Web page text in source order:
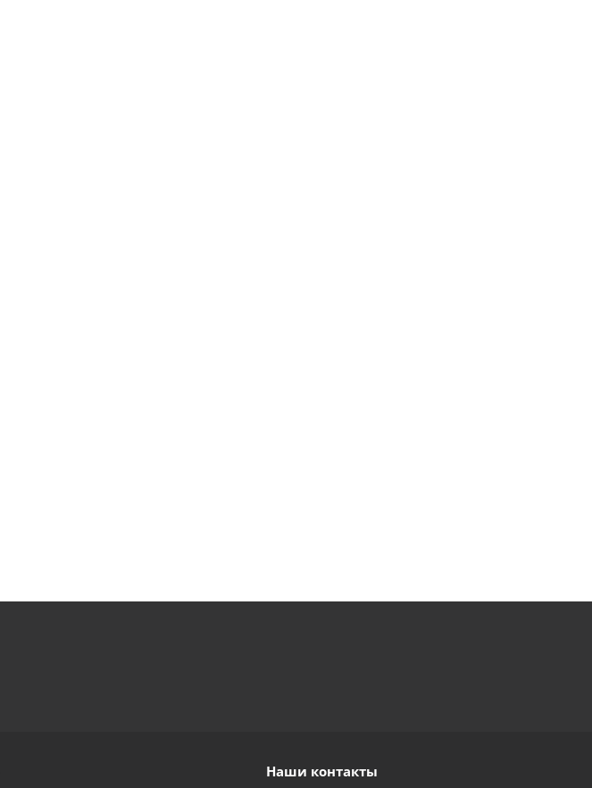
Наши контакты